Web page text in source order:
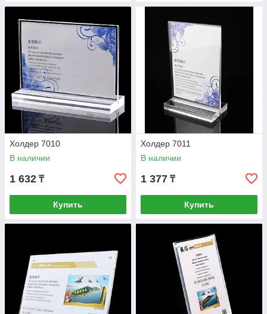
Холдер 7010
В наличии
1 632 ₸
Купить
Холдер 7011
В наличии
1 377 ₸
Купить